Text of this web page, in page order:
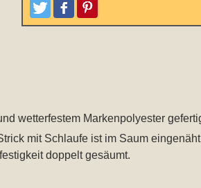
TweetenPostenPinterest
wetterfestem Markenpolyester
mit Schlaufe ist im Saum
doppelt gesäumt.